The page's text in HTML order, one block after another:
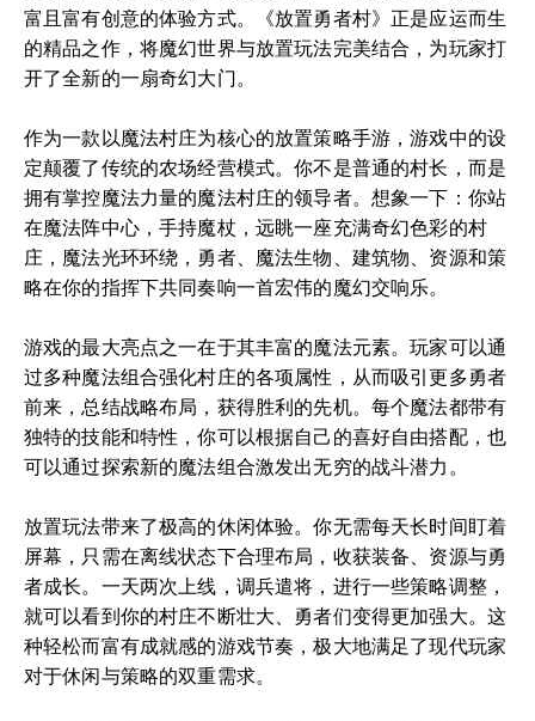
富且富有创意的体验方式。《放置勇者村》正是应运而生
的精品之作，将魔幻世界与放置玩法完美结合，为玩家打
开了全新的一扇奇幻大门。
作为一款以魔法村庄为核心的放置策略手游，游戏中的设
定颠覆了传统的农场经营模式。你不是普通的村长，而是
拥有掌控魔法力量的魔法村庄的领导者。想象一下：你站
在魔法阵中心，手持魔杖，远眺一座充满奇幻色彩的村
庄，魔法光环环绕，勇者、魔法生物、建筑物、资源和策
略在你的指挥下共同奏响一首宏伟的魔幻交响乐。
游戏的最大亮点之一在于其丰富的魔法元素。玩家可以通
过多种魔法组合强化村庄的各项属性，从而吸引更多勇者
前来，总结战略布局，获得胜利的先机。每个魔法都带有
独特的技能和特性，你可以根据自己的喜好自由搭配，也
可以通过探索新的魔法组合激发出无穷的战斗潜力。
放置玩法带来了极高的休闲体验。你无需每天长时间盯着
屏幕，只需在离线状态下合理布局，收获装备、资源与勇
者成长。一天两次上线，调兵遣将，进行一些策略调整，
就可以看到你的村庄不断壮大、勇者们变得更加强大。这
种轻松而富有成就感的游戏节奏，极大地满足了现代玩家
对于休闲与策略的双重需求。